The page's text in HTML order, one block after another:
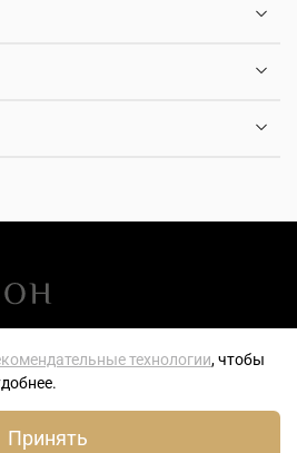
партнер компании ТБН-
часов, ювелирных
технологии, чтобы
Принять